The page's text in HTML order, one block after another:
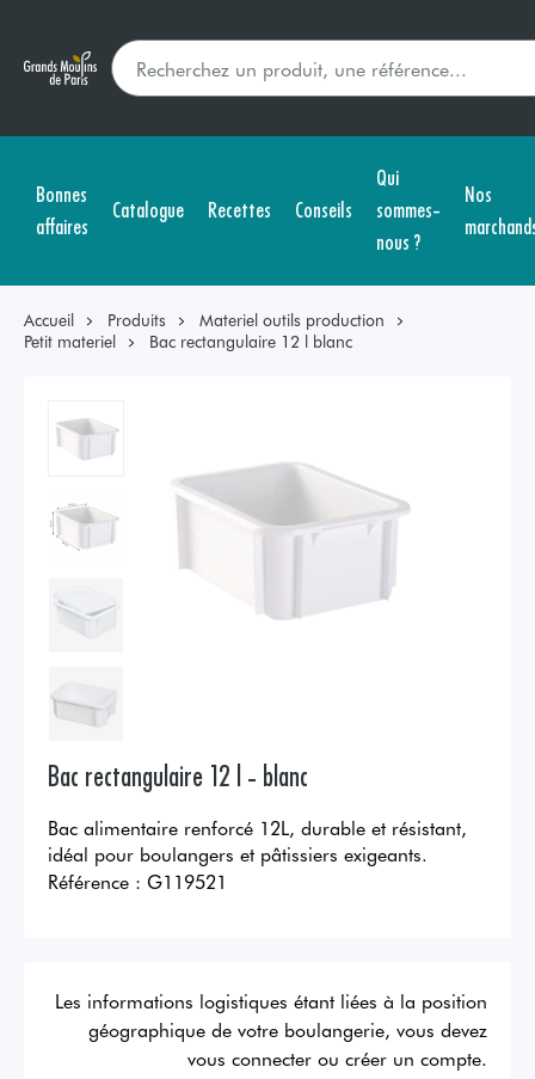
Bonnes
affaires
Catalogue Recettes Conseils
Qui
sommes-
nous ?
Nos
Accueil Produits
Materiel outils production
Petit materiel
Bac rectangulaire 12 l blanc
Bac rectangulaire 12 l - blanc
Bac alimentaire renforcé 12L, durable et résistant,
idéal pour boulangers et pâtissiers exigeants.
Référence : G119521
Les informations logistiques étant liées à la position
géographique de votre boulangerie, vous devez
vous connecter ou créer un compte.